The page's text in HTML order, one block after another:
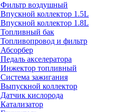
Фильтр воздушный
Впускной коллектор 1.5L
Впускной коллектор 1.8L
Топливный бак
Топливопровод и фильтр
Абсорбер
Педаль акселератора
Инжектор топливный
Система зажигания
Выпускной коллектор
Датчик кислорода
Катализатор